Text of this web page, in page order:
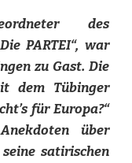
des
PARTEI“, war
zu Gast. Die
dem Tübinger
für Europa?“
über
satirischen